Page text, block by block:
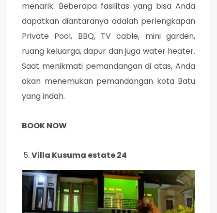
menarik. Beberapa fasilitas yang bisa Anda
dapatkan diantaranya adalah perlengkapan
Private Pool, BBQ, TV cable, mini garden,
ruang keluarga, dapur dan juga water heater.
Saat menikmati pemandangan di atas, Anda
akan menemukan pemandangan kota Batu
yang indah.
BOOK NOW
Villa Kusuma estate 24